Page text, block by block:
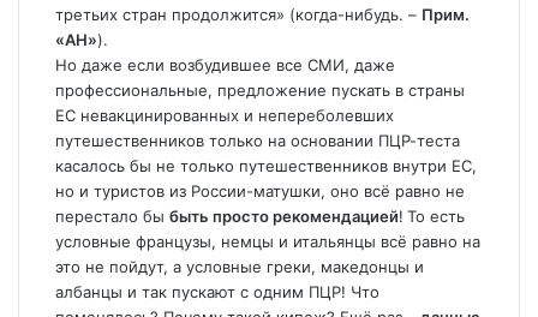
третьих стран продолжится» (когда-нибудь. – Прим.
«АН»).
Но даже если возбудившее все СМИ, даже
профессиональные, предложение пускать в страны
ЕС невакцинированных и непереболевших
путешественников только на основании ПЦР-теста
касалось бы не только путешественников внутри ЕС,
но и туристов из России-матушки, оно всё равно не
перестало бы быть просто рекомендацией! То есть
условные французы, немцы и итальянцы всё равно на
это не пойдут, а условные греки, македонцы и
албанцы и так пускают с одним ПЦР! Что